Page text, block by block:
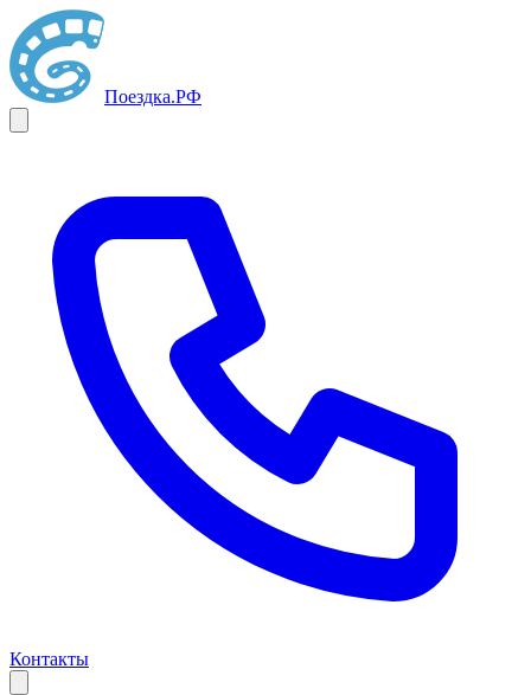
Поездка.РФ
Контакты